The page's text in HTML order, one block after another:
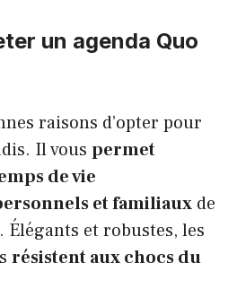
un agenda Quo
raisons d’opter pour
Il vous permet
de vie
et familiaux de
et robustes, les
résistent aux chocs du